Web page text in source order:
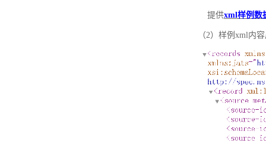
提供xml样例数
（2）样例xml内